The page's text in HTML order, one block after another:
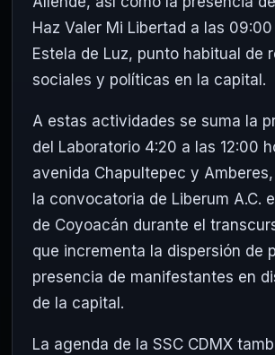
Haz Valer Mi Libertad a las
Estela de Luz, punto habitual de
sociales y políticas en la capital.
A estas actividades se suma la
del Laboratorio 4:20 a las 12:00
avenida Chapultepec y
la convocatoria de Liberum A.C.
de Coyoacán durante el
que incrementa la dispersión de
presencia de manifestantes en
de la capital.
La agenda de la SSC CDMX